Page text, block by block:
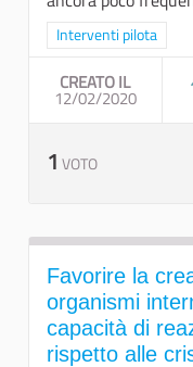
Filtra i risultati per
Interventi pilota
CREATO IL
12/02/2020
1 VOTO
Favorire la
organismi
capacità di
rispetto alle